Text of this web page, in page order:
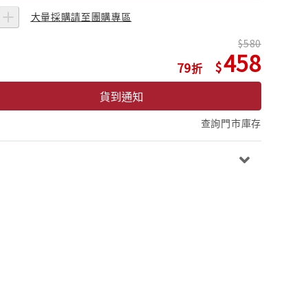
大量採購請至團購專區
79
580
458
貨到通知
查詢門市庫存